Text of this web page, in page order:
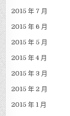
2015 年 7 月
2015 年 6 月
2015 年 5 月
2015 年 4 月
2015 年 3 月
2015 年 2 月
2015 年 1 月